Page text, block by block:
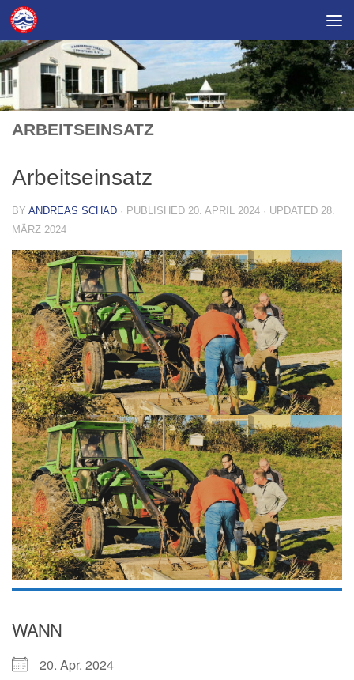
Skip to content
ARBEITSEINSATZ
Arbeitseinsatz
BY ANDREAS SCHAD · PUBLISHED 20. APRIL 2024 · UPDATED 28.
MÄRZ 2024
WANN
20. Apr. 2024